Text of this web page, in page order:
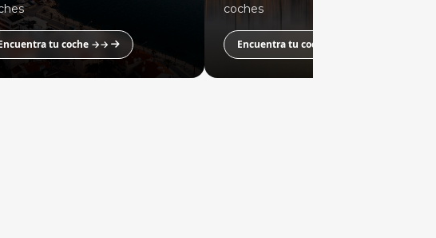
tu coche →→
coches
Encuentra tu coche →→